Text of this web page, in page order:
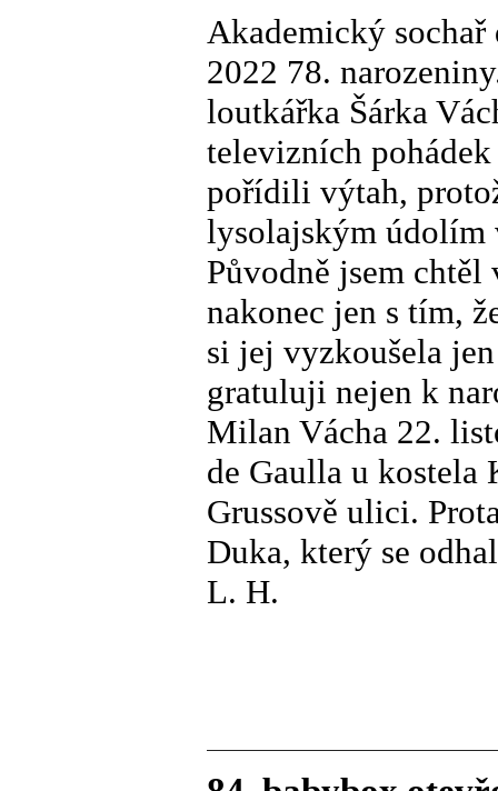
Akademický
2022 78.
loutkářka Šárka
televizních
pořídili výtah,
lysolajským údolím
Původně jsem
nakonec jen s tím,
si jej vyzkoušela
gratuluji nejen k
Milan Vácha 22.
de Gaulla u kostela
Grussově ulici.
Duka, který se
L. H.